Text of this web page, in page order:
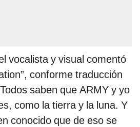
vocalista y visual comentó
conforme traducción
saben que ARMY y yo
como la tierra y la luna. Y
conocido que de eso se